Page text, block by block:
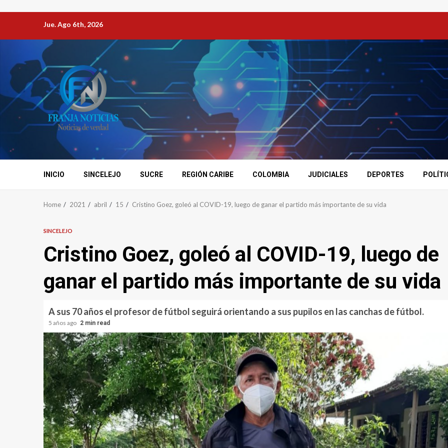
Jue. Ago 6th, 2026
INICIO SINCELEJO SUCRE REGIÓN CARIBE COLOMBIA JUDICIALES DEPORTES
Home 2021 abril 15 Cristino Goez, goleó al COVID-19, luego de ganar el partido más importante de su vida
SINCELEJO
Cristino Goez, goleó al COVID-19, luego de
ganar el partido más importante de su vida
A sus 70 años el profesor de fútbol seguirá orientando a sus pupilos en las canchas de fútbol.
5 años ago 2 min read